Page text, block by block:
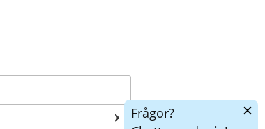
Frågor?
Dölj